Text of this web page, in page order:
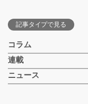
記事タイプで見る
コラム
連載
ニュース